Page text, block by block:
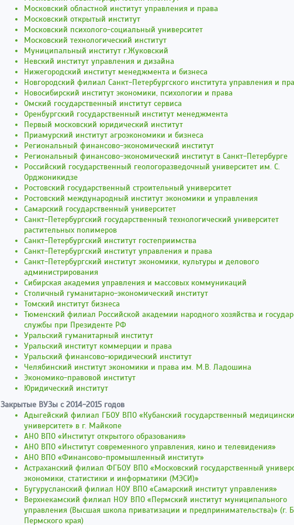
Московский областной институт управления и права
Московский открытый институт
Московский психолого-социальный университет
Московский технологический институт
Муниципальный институт г.Жуковский
Невский институт управления и дизайна
Нижегородский институт менеджмента и бизнеса
Новгородский филиал Санкт-Петербургского института управления и
Новосибирский институт экономики, психологии и права
Омский государственный институт сервиса
Оренбургский государственный институт менеджмента
Первый московский юридический институт
Приамурский институт агроэкономики и бизнеса
Региональный финансово-экономический институт
Региональный финансово-экономический институт в Санкт-Петербурге
Российский государственный геологоразведочный университет им. С.
Орджоникидзе
Ростовский государственный строительный университет
Ростовский международный институт экономики и управления
Самарский государственный университет
Санкт-Петербургский государственный технологический университет
растительных полимеров
Санкт-Петербургский институт гостеприимства
Санкт-Петербургский институт управления и права
Санкт-Петербургский институт экономики, культуры и делового
администрирования
Сибирская академия управления и массовых коммуникаций
Столичный гуманитарно-экономический институт
Томский институт бизнеса
Тюменский филиал Российской академии народного хозяйства и
службы при Президенте РФ
Уральский гуманитарный институт
Уральский институт коммерции и права
Уральский финансово-юридический институт
Челябинский институт экономики и права им. М.В. Ладошина
Экономико-правовой институт
Юридический институт
Закрытые ВУЗы с 2014-2015 годов
Адыгейский филиал ГБОУ ВПО «Кубанский государственный
университет» в г. Майкопе
АНО ВПО «Институт открытого образования»
АНО ВПО «Институт современного управления, кино и телевидения»
АНО ВПО «Финансово-промышленный институт»
Астраханский филиал ФГБОУ ВПО «Московский государственный
экономики, статистики и информатики (МЭСИ)»
Бугурусланский филиал НОУ ВПО «Самарский институт управления»
Верхнекамский филиал НОУ ВПО «Пермский институт муниципального
управления (Высшая школа приватизации и предпринимательства)» (г.
Пермского края)